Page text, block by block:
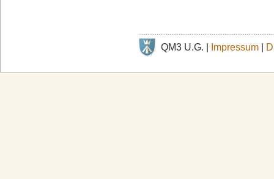
QM3 U.G. | Impressum